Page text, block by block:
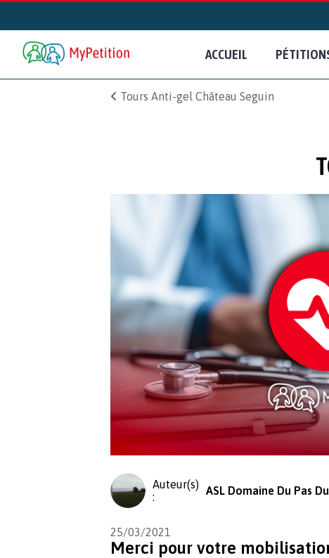
ACCUEIL
Tours Anti-gel Château Seguin
Auteur(s)
:
ASL Domaine Du Pas
25/03/2021
Merci pour votre